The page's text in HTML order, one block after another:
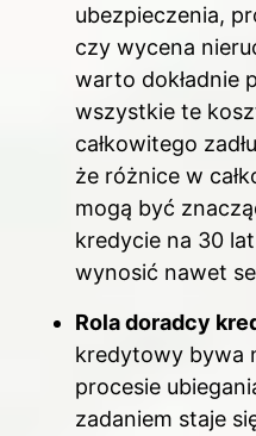
ubezpieczenia,
czy wycena
warto dokładnie
wszystkie te
całkowitego
że różnice w
mogą być
kredycie na 30
wynosić nawet
Rola doradcy
kredytowy bywa
procesie
zadaniem staje